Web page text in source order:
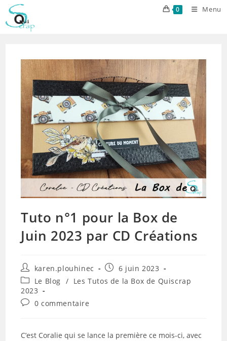
Skip
content
0 Menu
Tuto n°1 pour la Box de
Juin 2023 par CD Créations
Auteur/autrice
de
la
publication :
karen.plouhinec
Publication
publiée :
6 juin 2023
Post
category:
Le Blog / Les Tutos de la Box de Quiscrap
2023
Commentaires
publication :
0 commentaire
C’est Coralie qui se lance la première ce mois-ci, avec